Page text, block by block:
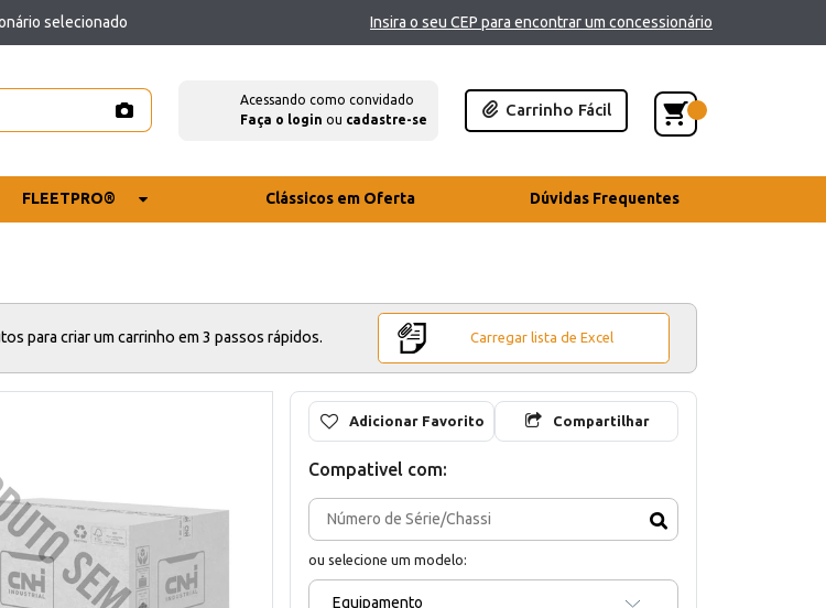
selecionado Insira o seu CEP para encontrar um concessionário
Acessando como convidado
Faça o login ou cadastre-se
Carrinho Fácil
FLEETPRO® Clássicos em Oferta Dúvidas Frequentes
para criar um carrinho em 3 passos rápidos. Carregar lista de Excel
Adicionar Favorito Compartilhar
Compativel com:
ou selecione um modelo:
Equipamento